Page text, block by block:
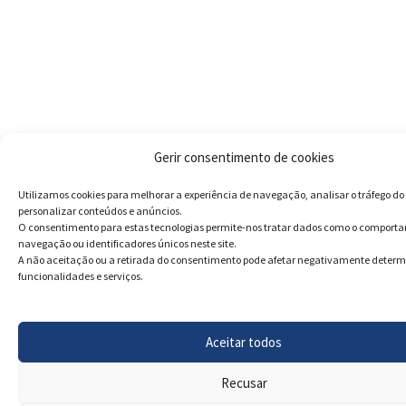
Gerir consentimento de cookies
Utilizamos cookies para melhorar a experiência de navegação, analisar o tráfego do
personalizar conteúdos e anúncios.
O consentimento para estas tecnologias permite-nos tratar dados como o
navegação ou identificadores únicos neste site.
A não aceitação ou a retirada do consentimento pode afetar negativamente
funcionalidades e serviços.
Aceitar todos
Recusar